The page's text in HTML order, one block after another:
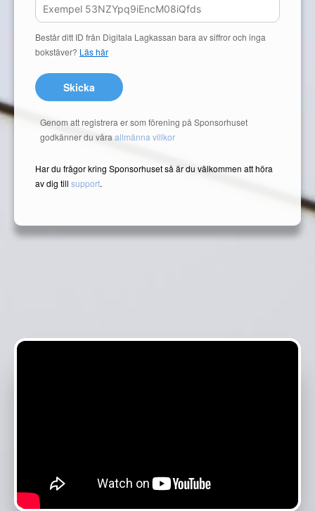
Består ditt ID från Digitala Lagkassan bara av siffror och inga
bokstäver? Läs här
Skicka
Genom att registrera er som förening på Sponsorhuset
godkänner du våra allmänna villkor
Har du frågor kring Sponsorhuset så är du välkommen att höra
av dig till support.